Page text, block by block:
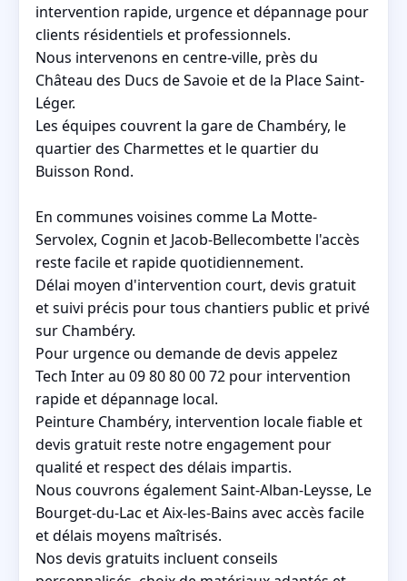
intervention rapide, urgence et dépannage pour
clients résidentiels et professionnels.
Nous intervenons en centre-ville, près du
Château des Ducs de Savoie et de la Place Saint-
Léger.
Les équipes couvrent la gare de Chambéry, le
quartier des Charmettes et le quartier du
Buisson Rond.
En communes voisines comme La Motte-
Servolex, Cognin et Jacob-Bellecombette l'accès
reste facile et rapide quotidiennement.
Délai moyen d'intervention court, devis gratuit
et suivi précis pour tous chantiers public et privé
sur Chambéry.
Pour urgence ou demande de devis appelez
Tech Inter au 09 80 80 00 72 pour intervention
rapide et dépannage local.
Peinture Chambéry, intervention locale fiable et
devis gratuit reste notre engagement pour
qualité et respect des délais impartis.
Nous couvrons également Saint-Alban-Leysse, Le
Bourget-du-Lac et Aix-les-Bains avec accès facile
et délais moyens maîtrisés.
Nos devis gratuits incluent conseils